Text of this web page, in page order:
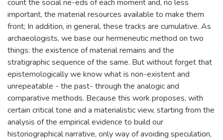
count the social ne-eds of each moment and, no less
important, the material resources available to make them
front; In addition, in general, these tracks are cumulative. As
archaeologists, we base our hermeneutic method on two
things: the existence of material remains and the
stratigraphic sequence of the same. But without forget that
epistemologically we know what is non-existent and
unrepeatable - the past- through the analogic and
comparative methods. Because this work proposes, with
certain critical tone and a materialistic view, starting from the
analysis of the empirical evidence to build our
historiographical narrative, only way of avoiding speculation,